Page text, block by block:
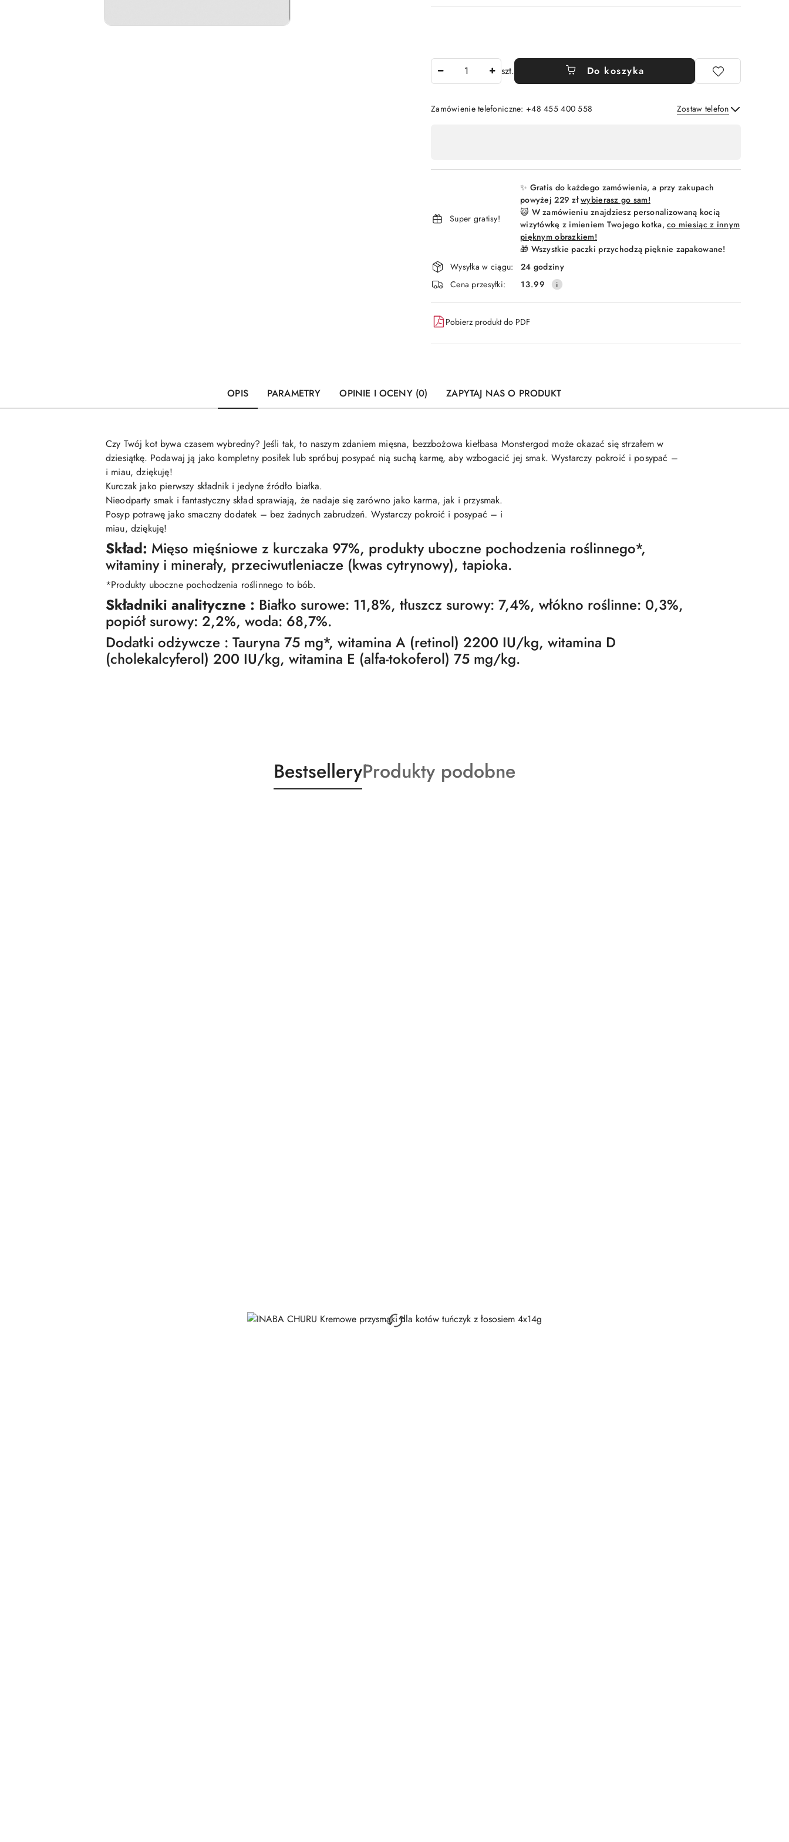
szt. Do koszyka
Zamówienie telefoniczne: +48 455 400 558 Zostaw telefon
płatność
dostawa
Super gratisy!
✨ Gratis do każdego zamówienia, a przy zakupach
powyżej 229 złwybierasz go sam!
😺 W zamówieniu znajdziesz personalizowaną kocią
wizytówkę z imieniem Twojego kotka,co miesiąc z innym
pięknym obrazkiem!
🎁 Wszystkie paczki przychodzą pięknie zapakowane!
Wysyłka w ciągu:
24 godziny
Cena przesyłki:
13.99
Pobierz produkt do PDF
OPIS PARAMETRY OPINIE I OCENY (0) ZAPYTAJ NAS O PRODUKT
Czy Twój kot bywa czasem wybredny? Jeśli tak, to naszym zdaniem mięsna, bezzbożowa kiełbasa Monstergod może okazać się strzałem w
dziesiątkę. Podawaj ją jako kompletny posiłek lub spróbuj posypać nią suchą karmę, aby wzbogacić jej smak. Wystarczy pokroić i posypać –
i miau, dziękuję!
Kurczak jako pierwszy składnik i jedyne źródło białka.
Nieodparty smak i fantastyczny skład sprawiają, że nadaje się zarówno jako karma, jak i przysmak.
Posyp potrawę jako smaczny dodatek – bez żadnych zabrudzeń. Wystarczy pokroić i posypać – i
miau, dziękuję!
Skład: Mięso mięśniowe z kurczaka 97%, produkty uboczne pochodzenia roślinnego*,
witaminy i minerały, przeciwutleniacze (kwas cytrynowy), tapioka.
*Produkty uboczne pochodzenia roślinnego to bób.
Składniki analityczne : Białko surowe: 11,8%, tłuszcz surowy: 7,4%, włókno roślinne: 0,3%,
popiół surowy: 2,2%, woda: 68,7%.
Dodatki odżywcze : Tauryna 75 mg*, witamina A (retinol) 2200 IU/kg, witamina D
(cholekalcyferol) 200 IU/kg, witamina E (alfa-tokoferol) 75 mg/kg.
Produkty
o
BestselleryProdukty
o
Produkty podobne